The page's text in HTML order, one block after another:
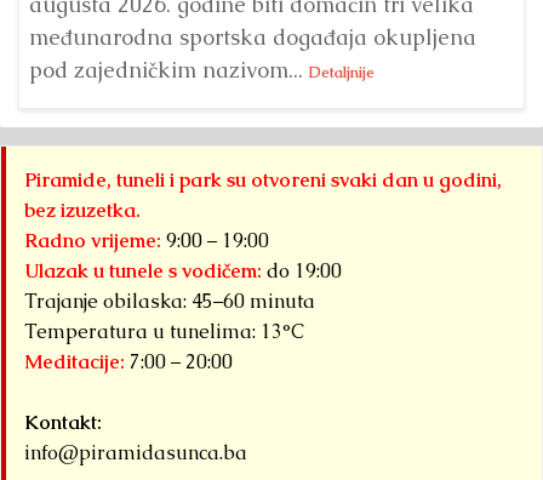
međunarodna sportska događaja okupljena
pod zajedničkim nazivom... Detaljnije
Piramide, tuneli i park su otvoreni svaki dan u godini,
bez izuzetka.
Radno vrijeme: 9:00 – 19:00
Ulazak u tunele s vodičem: do 19:00
Trajanje obilaska: 45–60 minuta
Temperatura u tunelima: 13°C
Meditacije: 7:00 – 20:00
Kontakt:
info@piramidasunca.ba